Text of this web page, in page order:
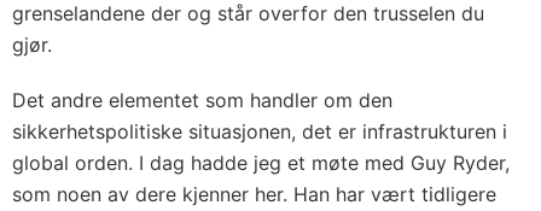
grenselandene der og står overfor den trusselen du
gjør.
Det andre elementet som handler om den
sikkerhetspolitiske situasjonen, det er infrastrukturen i
global orden. I dag hadde jeg et møte med Guy Ryder,
som noen av dere kjenner her. Han har vært tidligere